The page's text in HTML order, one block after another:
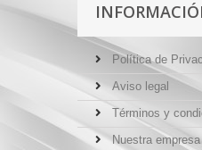
Política de
Aviso legal
Términos y
Nuestra empresa